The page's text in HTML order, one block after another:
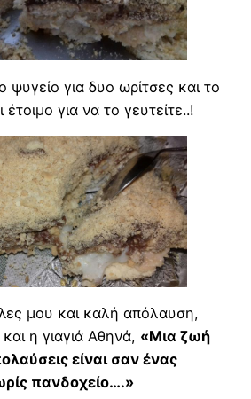
ψυγείο για δυο ωρίτσες και το
έτοιμο για να το γευτείτε..!
μου και καλή απόλαυση,
η γιαγιά Αθηνά, «Μια ζωή
είναι σαν ένας
πανδοχείο….»